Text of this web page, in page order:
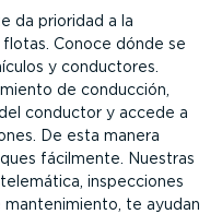
da prioridad a la
Conoce dónde se
y conductores.
de conducción,
conductor y accede a
De esta manera
fácilmente. Nuestras
inspec­ciones
te ayudan